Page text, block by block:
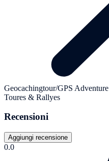
Geocachingtour/GPS Adventure
Toures & Rallyes
Recensioni
Aggiungi recensione
0.0